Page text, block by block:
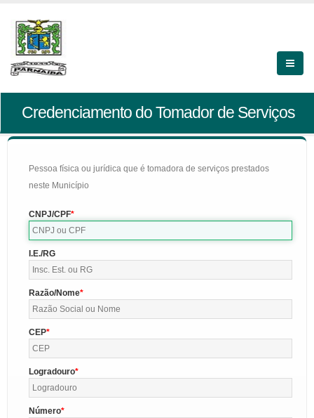
Credenciamento do Tomador de Serviços
Pessoa física ou jurídica que é tomadora de serviços prestados
neste Município
CNPJ/CPF
I.E./RG
Razão/Nome
CEP
Logradouro
Número